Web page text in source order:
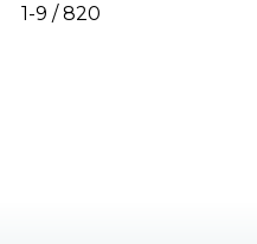
1-9 / 820